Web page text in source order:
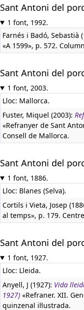
Sant Antoni del
1 font, 1992.
Farnés i Badó, Sebastià
«A 1599», p. 572.
Sant Antoni del
1 font, 2003.
Lloc: Mallorca.
Fuster, Miquel (2003):
«Refranyer de Sant
Consell de Mallorca.
Sant Antoni del
1 font, 1886.
Lloc: Blanes (Selva).
Cortils i Vieta, Josep
al temps», p. 179.
Sant Antoni del
1 font, 1927.
Lloc: Lleida.
Anyell, J (1927): Vida
1927) «Refraner. XII.
quinzenal il·lustrada.